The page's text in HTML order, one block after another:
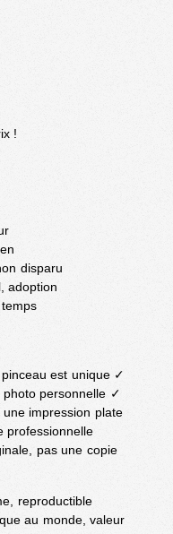
!
disparu
adoption
est unique ✓
photo personnelle ✓
impression plate
professionnelle
pas une copie
reproductible
au monde, valeur